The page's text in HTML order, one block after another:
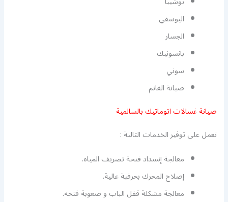
اليوسفي
الجسار
بانسونيك
سوني
صيانة الغانم
صيانة غسالات اتوماتيك بالسالمية
نعمل على توفير الخدمات التالية :
معالجة إنسداد فتحة تصريف المياه.
إصلاح المحرك بحرفية عالية.
معالجة مشكلة قفل الباب و صعوبة فتحه.